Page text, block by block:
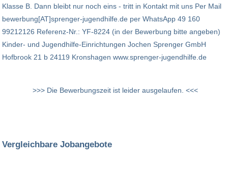
Klasse B. Dann bleibt nur noch eins - tritt in Kontakt mit uns Per Mail
bewerbung[AT]sprenger-jugendhilfe.de per WhatsApp 49 160
99212126 Referenz-Nr.: YF-8224 (in der Bewerbung bitte angeben)
Kinder- und Jugendhilfe-Einrichtungen Jochen Sprenger GmbH
Hofbrook 21 b 24119 Kronshagen www.sprenger-jugendhilfe.de
>>> Die Bewerbungszeit ist leider ausgelaufen. <<<
Vergleichbare Jobangebote